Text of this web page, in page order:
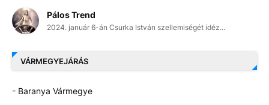
Pálos Trend
2024. január 6-án Csurka István szellemiségét idéz...
VÁRMEGYEJÁRÁS
- Baranya Vármegye